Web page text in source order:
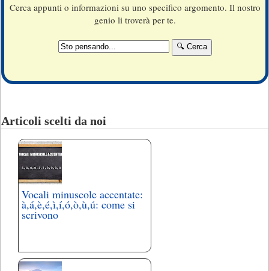
Cerca appunti o informazioni su uno specifico argomento. Il nostro
genio li troverà per te.
Articoli scelti da noi
Vocali minuscole accentate:
à,á,è,é,ì,í,ó,ò,ù,ú: come si
scrivono